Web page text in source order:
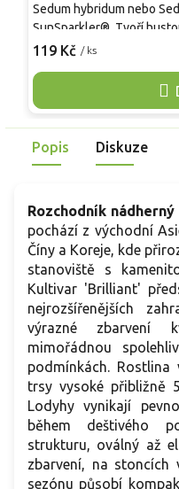
119 Kč / ks
Sedum hybridum nebo
SunSparkler®. Tvoří
v dospělosti 10–15 cm
lemem, nejvýraznějším na
plochá květenství
zatahuje a na jaře z báze
spár kamene i do nádob i
Popis Diskuze
Rozchodník
pochází z východní
Číny a Koreje, kde
stanoviště s
Kultivar 'Brilliant'
nejrozšířenějších
výrazné zbarvení
mimořádnou
podmínkách. Rostlina
trsy vysoké přibližně
Lodyhy vynikají
během deštivého
strukturu, oválný až
zbarvení, na
sezónu působí